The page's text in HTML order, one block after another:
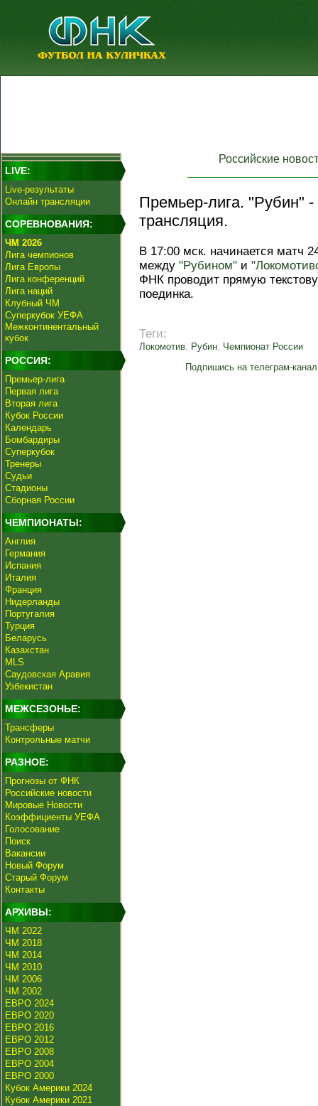
LIVE:
Live-результаты
Онлайн трансляции
СОРЕВНОВАНИЯ:
ЧМ 2026
Лига чемпионов
Лига Европы
Лига конференций
Лига наций
Клубный ЧМ
Суперкубок УЕФА
Межконтинентальный
кубок
РОССИЯ:
Премьер-лига
Первая лига
Вторая лига
Кубок России
Календарь
Бомбардиры
Суперкубок
Тренеры
Судьи
Стадионы
Сборная России
ЧЕМПИОНАТЫ:
Англия
Германия
Испания
Италия
Франция
Нидерланды
Португалия
Турция
Беларусь
Казахстан
MLS
Саудовская Аравия
Узбекистан
МЕЖСЕЗОНЬЕ:
Трансферы
Контрольные матчи
РАЗНОЕ:
Прогнозы от ФНК
Российские новости
Мировые Новости
Коэффициенты УЕФА
Голосование
Поиск
Вакансии
Новый Форум
Старый Форум
Контакты
АРХИВЫ:
ЧМ 2022
ЧМ 2018
ЧМ 2014
ЧМ 2010
ЧМ 2006
ЧМ 2002
ЕВРО 2024
ЕВРО 2020
ЕВРО 2016
ЕВРО 2012
ЕВРО 2008
ЕВРО 2004
ЕВРО 2000
Кубок Америки 2024
Кубок Америки 2021
Российские
Премьер-лига. "Рубин"
трансляция.
В 17:00 мск. начинается матч
между "Рубином" и
ФНК проводит прямую
поединка.
Теги:
Локомотив, Рубин, Чемпионат России
Подпишись на телеграм-